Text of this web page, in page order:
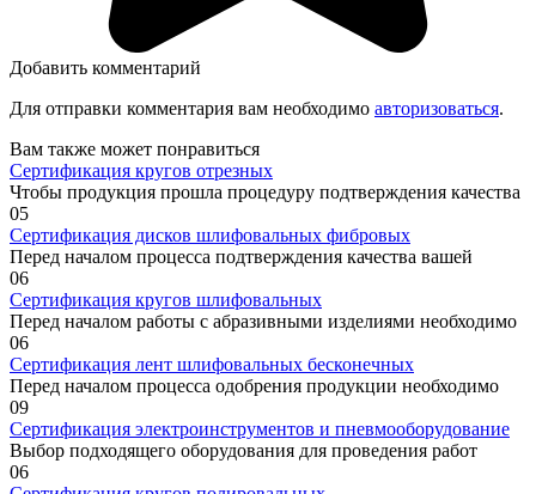
Добавить комментарий
Для отправки комментария вам необходимо авторизоваться.
Вам также может понравиться
Сертификация кругов отрезных
Чтобы продукция прошла процедуру подтверждения качества
05
Сертификация дисков шлифовальных фибровых
Перед началом процесса подтверждения качества вашей
06
Сертификация кругов шлифовальных
Перед началом работы с абразивными изделиями необходимо
06
Сертификация лент шлифовальных бесконечных
Перед началом процесса одобрения продукции необходимо
09
Сертификация электроинструментов и пневмооборудование
Выбор подходящего оборудования для проведения работ
06